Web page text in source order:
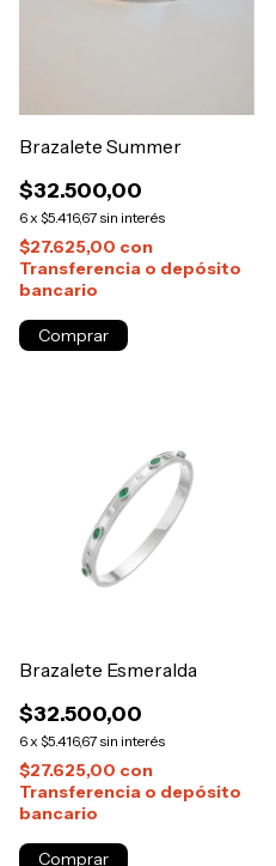
Brazalete Summer
$32.500,00
6 x $5.416,67sin interés
$27.625,00 con
Transferencia o depósito
bancario
Brazalete Esmeralda
$32.500,00
6 x $5.416,67sin interés
$27.625,00 con
Transferencia o depósito
bancario